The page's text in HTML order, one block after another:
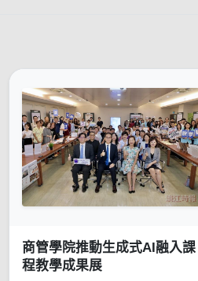
商管學院推動生成式AI融入課
程教學成果展